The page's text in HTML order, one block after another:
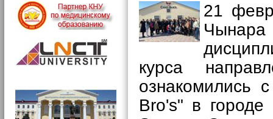
21
курса
ознакомились
Bro's" в